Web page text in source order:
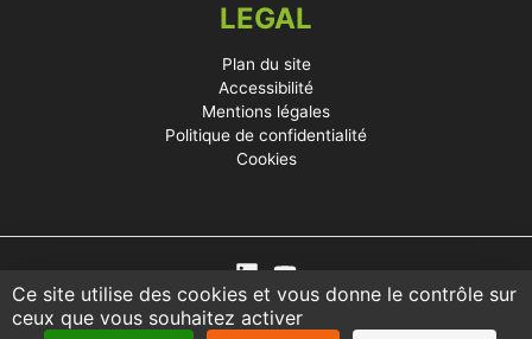
Ce site utilise des cookies et vous donne le contrôle sur
ceux que vous souhaitez activer
LEGAL
Plan du site
Accessibilité
Mentions légales
Politique de confidentialité
Cookies